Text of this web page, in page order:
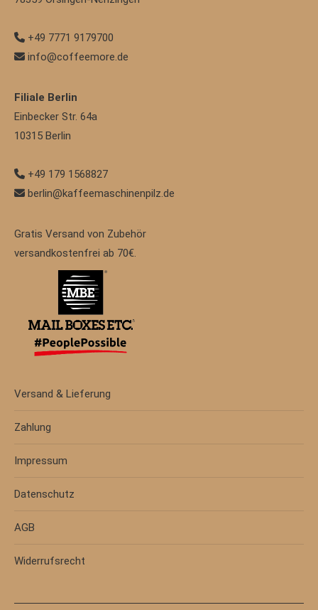
+49 7771 9179700
info@coffeemore.de
Filiale Berlin
Einbecker Str. 64a
10315 Berlin
+49 179 1568827
berlin@kaffeemaschinenpilz.de
Gratis Versand von Zubehör
versandkostenfrei ab 70€.
Versand & Lieferung
Zahlung
Impressum
Datenschutz
AGB
Widerrufsrecht